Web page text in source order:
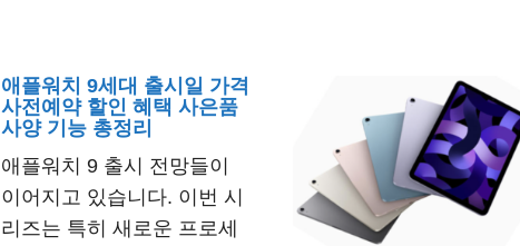
애플워치 9세대 출시일 가격
사전예약 할인 혜택 사은품
사양 기능 총정리
애플워치 9 출시 전망들이
이어지고 있습니다. 이번 시
리즈는 특히 새로운 프로세